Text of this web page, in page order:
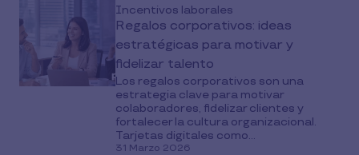
Incentivos laborales
Regalos corporativos: ideas
estratégicas para motivar y
fidelizar talento
Los regalos corporativos son una
estrategia clave para motivar
colaboradores, fidelizar clientes y
fortalecer la cultura organizacional.
Tarjetas digitales como...
31 Marzo 2026